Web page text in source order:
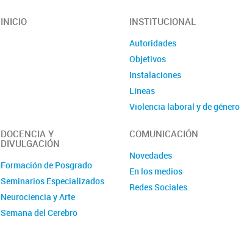
INICIO INSTITUCIONAL
Autoridades
Objetivos
Instalaciones
Líneas
Violencia laboral y de género
DOCENCIA Y
DIVULGACIÓN
Formación de Posgrado
Seminarios Especializados
Neurociencia y Arte
Semana del Cerebro
COMUNICACIÓN
Novedades
En los medios
Redes Sociales